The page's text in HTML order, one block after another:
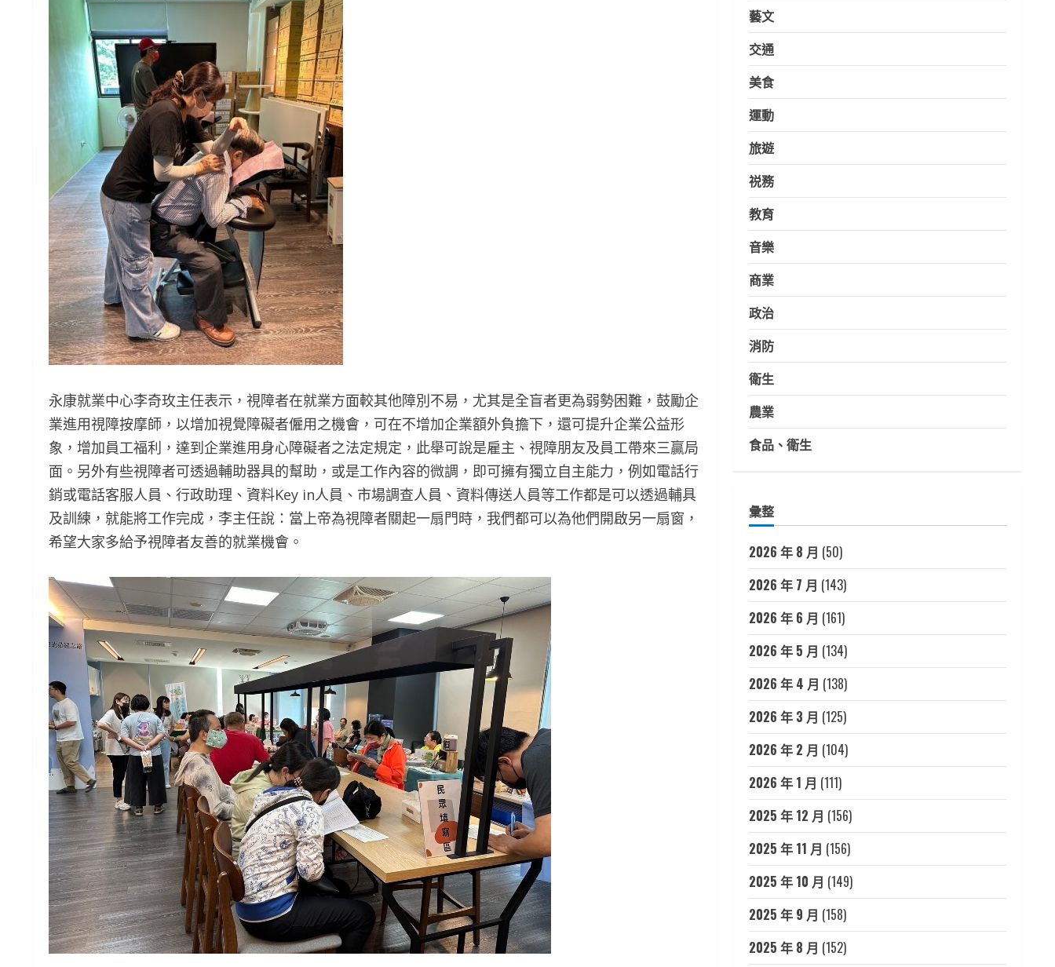
永康就業中心李奇玫主任表示，視障者在就業方面較其他障別不易，尤其是全盲者更為弱勢困難，鼓勵企
業進用視障按摩師，以增加視覺障礙者僱用之機會，可在不增加企業額外負擔下，還可提升企業公益形
象，增加員工福利，達到企業進用身心障礙者之法定規定，此舉可說是雇主、視障朋友及員工帶來三贏局
面。另外有些視障者可透過輔助器具的幫助，或是工作內容的微調，即可擁有獨立自主能力，例如電話行
銷或電話客服人員、行政助理、資料Key in人員、市場調查人員、資料傳送人員等工作都是可以透過輔具
及訓練，就能將工作完成，李主任說：當上帝為視障者關起一扇門時，我們都可以為他們開啟另一扇窗，
希望大家多給予視障者友善的就業機會。
藝文
交通
美食
運動
旅遊
祱務
教育
音樂
商業
政治
消防
衛生
農業
食品、衛生
彙整
2026 年 8 月 (50)
2026 年 7 月 (143)
2026 年 6 月 (161)
2026 年 5 月 (134)
2026 年 4 月 (138)
2026 年 3 月 (125)
2026 年 2 月 (104)
2026 年 1 月 (111)
2025 年 12 月 (156)
2025 年 11 月 (156)
2025 年 10 月 (149)
2025 年 9 月 (158)
2025 年 8 月 (152)